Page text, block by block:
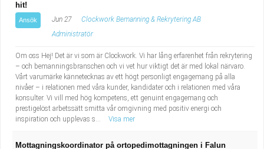
hit!
Ansök Jun 27
Clockwork Bemanning & Rekrytering AB
Administratör
Om oss Hej! Det är vi som är Clockwork. Vi har lång erfarenhet från rekrytering
– och bemanningsbranschen och vi vet hur viktigt det är med lokal närvaro.
Vårt varumärke kännetecknas av ett högt personligt engagemang på alla
nivåer – i relationen med våra kunder, kandidater och i relationen med våra
konsulter. Vi vill med hög kompetens, ett genuint engagemang och
prestigelöst arbetssätt smitta vår omgivning med positiv energi och
inspiration och upplevas s...
Visa mer
Mottagningskoordinator på ortopedimottagningen i Falun